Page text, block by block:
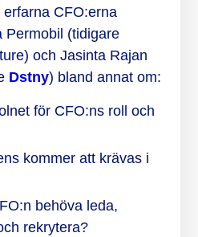
CFO:erna
Permobil (tidigare
och Jasinta Rajan
Dstny) bland annat om:
för CFO:ns roll och
kommer att krävas i
behöva leda,
rekrytera?